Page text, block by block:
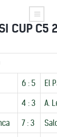
CUP
6 : 5 El
4 : 3 A.
7 : 3